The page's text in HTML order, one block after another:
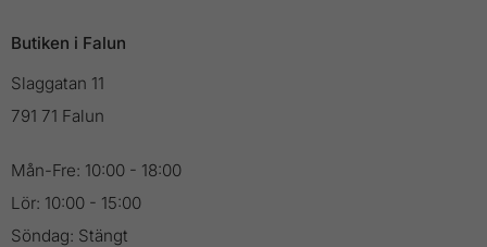
Butiken i Falun
Slaggatan 11
791 71 Falun
Mån-Fre: 10:00 - 18:00
Lör: 10:00 - 15:00
Söndag: Stängt